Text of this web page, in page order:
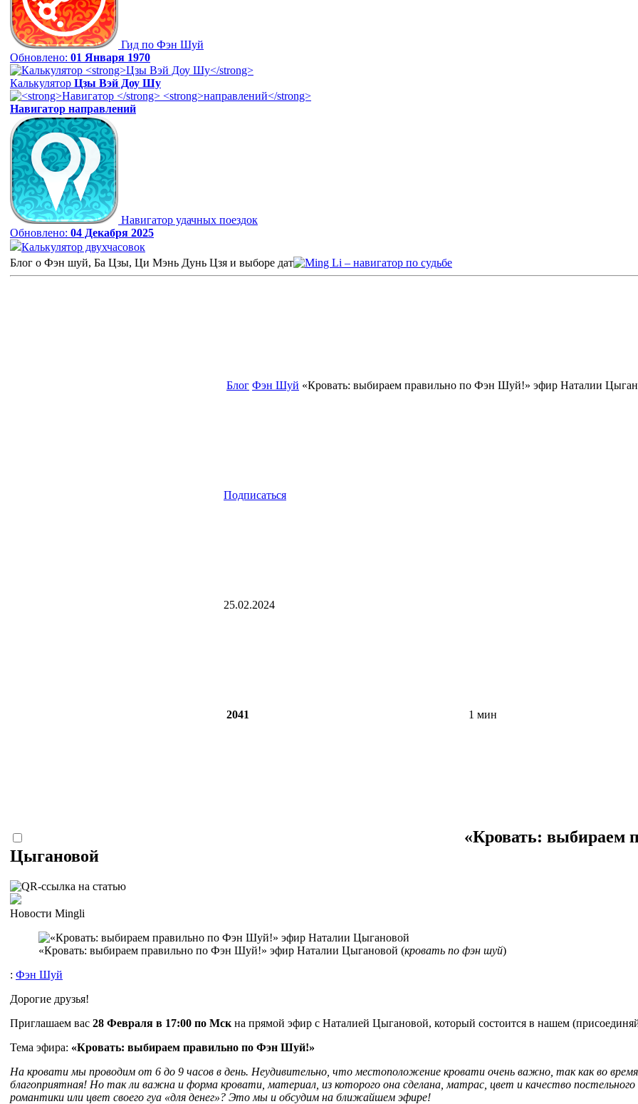
Гид по Фэн Шуй
Обновлено: 01 Января 1970
Калькулятор Цзы Вэй Доу Шу
Навигатор направлений
Навигатор удачных поездок
Обновлено: 04 Декабря 2025
Калькулятор двухчасовок
Блог о Фэн шуй, Ба Цзы, Ци Мэнь Дунь Цзя и выборе дат
Блог Фэн Шуй «Кровать: выбираем правильно по Фэн Шуй!» эфир Наталии
Подписаться
25.02.2024
2041 1 мин
«Кровать: выбираем
Цыгановой
Новости Mingli
«Кровать: выбираем правильно по Фэн Шуй!» эфир Наталии Цыгановой (кровать по фэн шуй)
: Фэн Шуй
Дорогие друзья!
Приглашаем вас 28 Февраля в 17:00 по Мск на прямой эфир с Наталией Цыгановой, который состоится в нашем
Тема эфира: «Кровать: выбираем правильно по Фэн Шуй!»
На кровати мы проводим от 6 до 9 часов в день. Неудивительно, что местоположение кровати очень важно, так как во
благоприятная! Но так ли важна и форма кровати, материал, из которого она сделана, матрас, цвет и качество
романтики или цвет своего гуа «для денег»? Это мы и обсудим на ближайшем эфире!